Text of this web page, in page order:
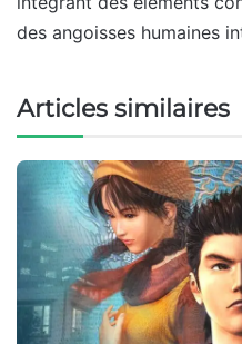
des angoisses humaines
Articles similaires